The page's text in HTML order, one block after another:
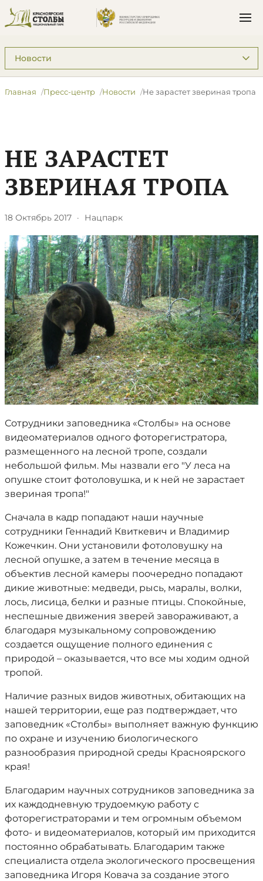
Подразделы: Пресс-центр
Главная Пресс-центр Новости ​Не зарастет звериная тропа
​НЕ ЗАРАСТЕТ
ЗВЕРИНАЯ ТРОПА
18 Октябрь 2017 · Нацпарк
Сотрудники заповедника «Столбы» на основе
видеоматериалов одного фоторегистратора,
размещенного на лесной тропе, создали
небольшой фильм. Мы назвали его "У леса на
опушке стоит фотоловушка, и к ней не зарастает
звериная тропа!"
Сначала в кадр попадают наши научные
сотрудники Геннадий Квиткевич и Владимир
Кожечкин. Они установили фотоловушку на
лесной опушке, а затем в течение месяца в
объектив лесной камеры поочередно попадают
дикие животные: медведи, рысь, маралы, волки,
лось, лисица, белки и разные птицы. Спокойные,
неспешные движения зверей завораживают, а
благодаря музыкальному сопровождению
создается ощущение полного единения с
природой – оказывается, что все мы ходим одной
тропой.
Наличие разных видов животных, обитающих на
нашей территории, еще раз подтверждает, что
заповедник «Столбы» выполняет важную функцию
по охране и изучению биологического
разнообразия природной среды Красноярского
края!
Благодарим научных сотрудников заповедника за
их каждодневную трудоемкую работу с
фоторегистраторами и тем огромным объемом
фото- и видеоматериалов, который им приходится
постоянно обрабатывать. Благодарим также
специалиста отдела экологического просвещения
заповедника Игоря Ковача за создание этого